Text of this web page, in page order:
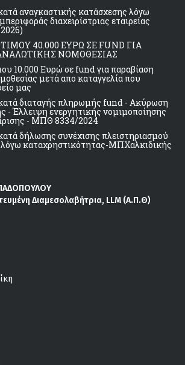
αναγκαστικής κατάσχεσης λόγω
διαχειρίστριας εταιρείας
40.000 ΕΥΡΩ ΣΕ FUND ΓΙΑ
ΝΟΜΟΘΕΣΙΑΣ
10.000 Ευρώ σε fund για παραβίαση
μετά απο καταγγελία που
μας
διαταγής πληρωμής fund - Ακύρωση
- Έλλειψη ενεργητικής νομιμοποίησης
- ΜΠΘ 8334/2024
δήλωσης συνέχισης πλειστηριασμού
καταχρηστικότητας-ΜΠΧαλκιδικής
Διαμεσολαβήτρια, LLM (Α.Π.Θ)